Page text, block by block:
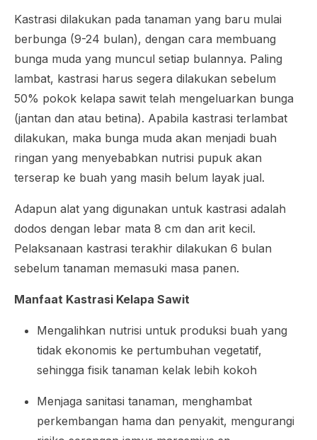
Kastrasi dilakukan pada tanaman yang baru mulai
berbunga (9-24 bulan), dengan cara membuang
bunga muda yang muncul setiap bulannya. Paling
lambat, kastrasi harus segera dilakukan sebelum
50% pokok kelapa sawit telah mengeluarkan bunga
(jantan dan atau betina). Apabila kastrasi terlambat
dilakukan, maka bunga muda akan menjadi buah
ringan yang menyebabkan nutrisi pupuk akan
terserap ke buah yang masih belum layak jual.
Adapun alat yang digunakan untuk kastrasi adalah
dodos dengan lebar mata 8 cm dan arit kecil.
Pelaksanaan kastrasi terakhir dilakukan 6 bulan
sebelum tanaman memasuki masa panen.
Manfaat Kastrasi Kelapa Sawit
Mengalihkan nutrisi untuk produksi buah yang
tidak ekonomis ke pertumbuhan vegetatif,
sehingga fisik tanaman kelak lebih kokoh
Menjaga sanitasi tanaman, menghambat
perkembangan hama dan penyakit, mengurangi